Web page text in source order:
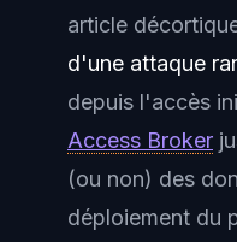
article
d'une attaque
depuis l'accès
Access Broker
(ou non) des
déploiement du